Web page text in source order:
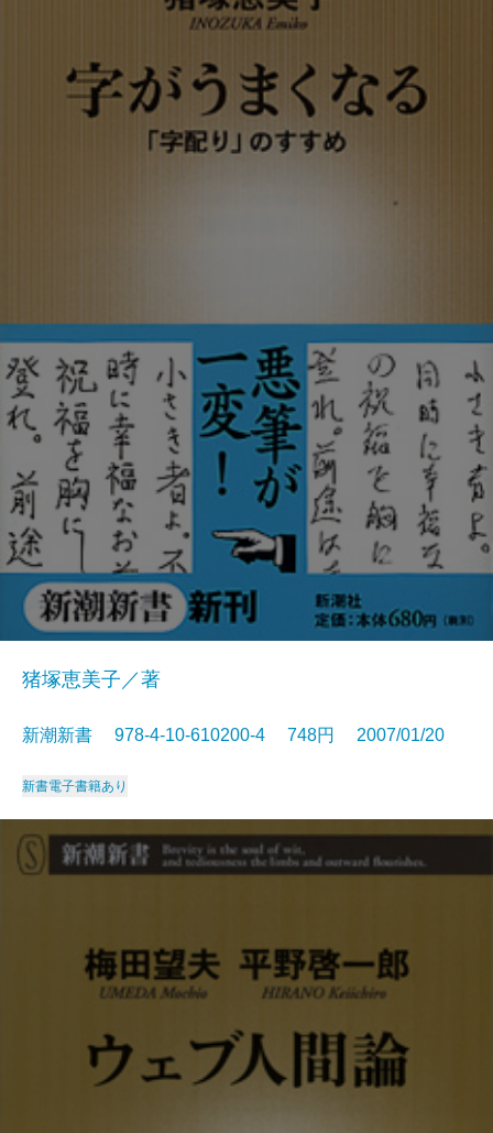
猪塚恵美子／著
新潮新書 978-4-10-610200-4 748円 2007/01/20
新書電子書籍あり